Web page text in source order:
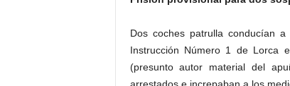
Dos coches patrulla conducían
Instrucción Número 1 de Lorca
(presunto autor material del